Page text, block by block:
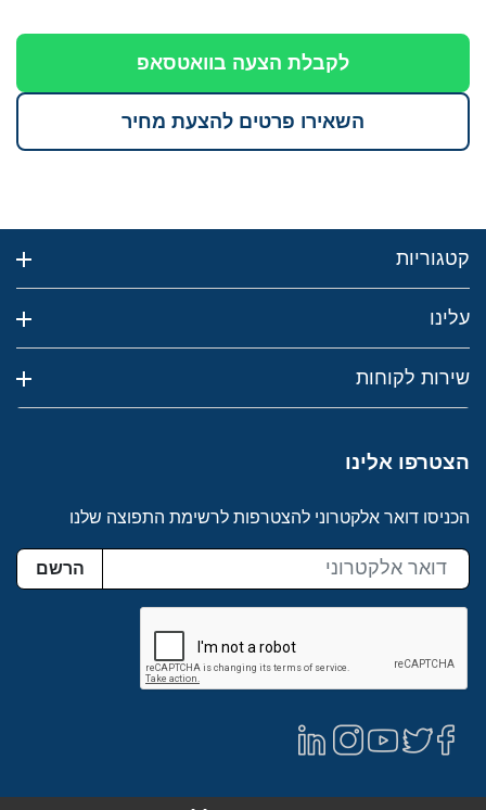
לקבלת הצעה בוואטסאפ
השאירו פרטים להצעת מחיר
קטגוריות
עלינו
שירות לקוחות
הצטרפו אלינו
הכניסו דואר אלקטרוני להצטרפות לרשימת התפוצה שלנו
הרשם